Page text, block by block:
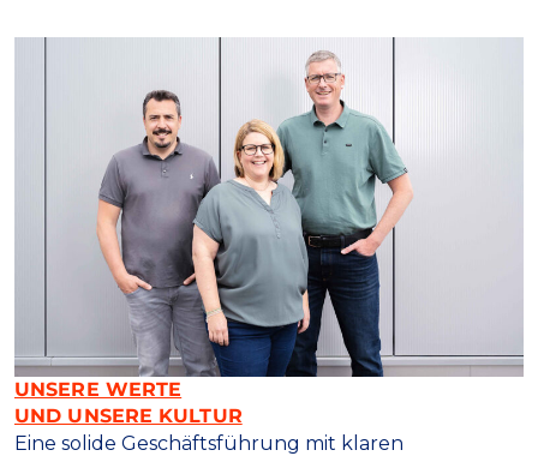
UNSERE WERTE
UND UNSERE KULTUR
Eine solide Geschäftsführung mit klaren